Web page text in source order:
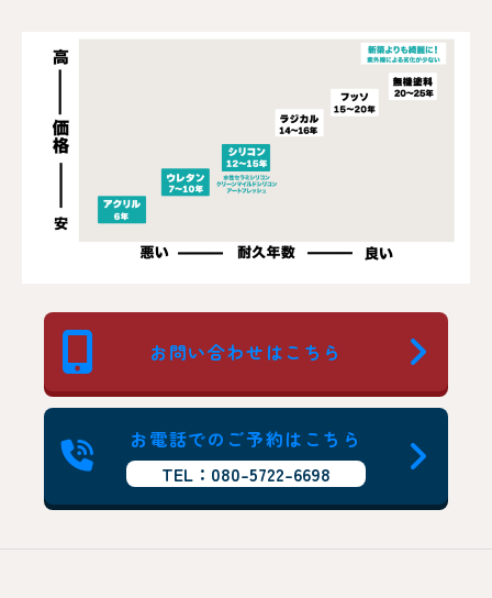
お問い合わせはこちら
お電話でのご予約はこちら
TEL：080-5722-6698